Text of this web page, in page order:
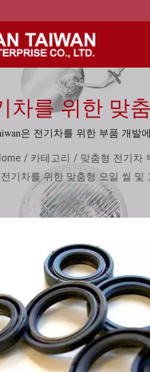
차를 위한 맞
링 및 기타
은 전기차를 위한 부품 개발
을 포함합니다.
/ 카테고리 / 맞춤형 전기차
전기차를 위한 맞춤형 오일 씰 및